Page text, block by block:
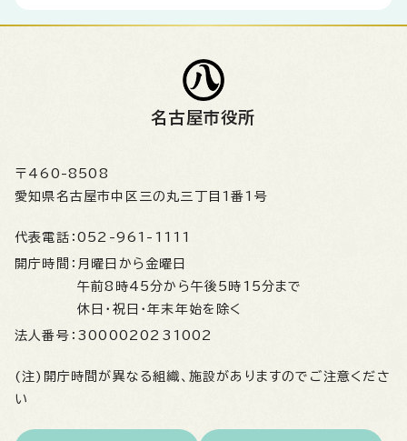
名古屋市役所
〒460-8508
愛知県名古屋市中区三の丸三丁目1番1号
代表電話： 052-961-1111
開庁時間： 月曜日から金曜日
午前8時45分から午後5時15分まで
休日・祝日・年末年始を除く
法人番号： 3000020231002
(注)開庁時間が異なる組織、施設がありますのでご注意くださ
い